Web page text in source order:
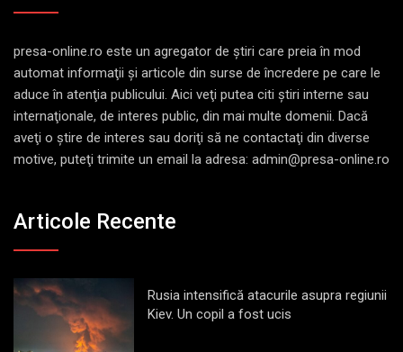
presa-online.ro este un agregator de ştiri care preia în mod
automat informaţii şi articole din surse de încredere pe care le
aduce în atenţia publicului. Aici veţi putea citi ştiri interne sau
internaţionale, de interes public, din mai multe domenii. Dacă
aveţi o ştire de interes sau doriţi să ne contactaţi din diverse
motive, puteţi trimite un email la adresa: admin@presa-online.ro
Articole Recente
Rusia intensifică atacurile asupra regiunii
Kiev. Un copil a fost ucis